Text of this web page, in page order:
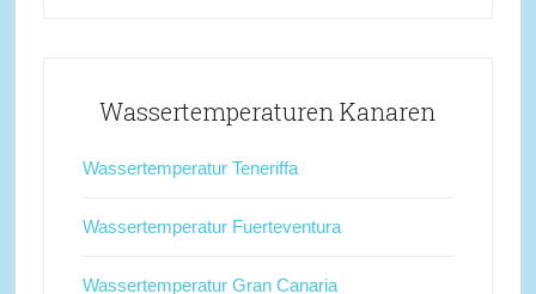
Wassertemperaturen Kanaren
Wassertemperatur Teneriffa
Wassertemperatur Fuerteventura
Wassertemperatur Gran Canaria